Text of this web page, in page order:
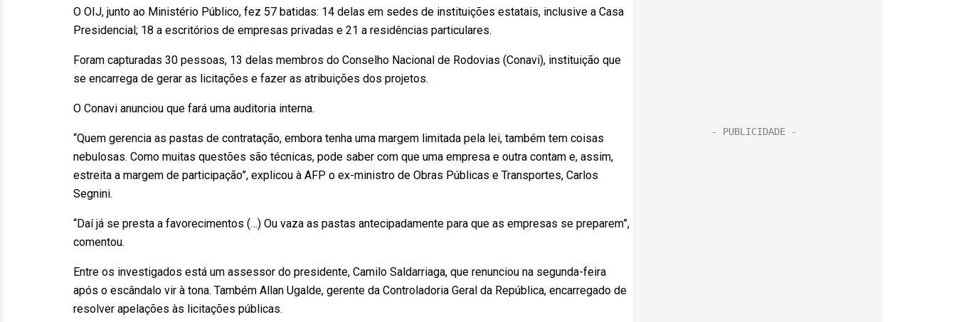
O OIJ, junto ao Ministério Público, fez 57 batidas: 14 delas em sedes de instituições estatais, inclusive a Casa
Presidencial; 18 a escritórios de empresas privadas e 21 a residências particulares.
Foram capturadas 30 pessoas, 13 delas membros do Conselho Nacional de Rodovias (Conavi), instituição que
se encarrega de gerar as licitações e fazer as atribuições dos projetos.
O Conavi anunciou que fará uma auditoria interna.
“Quem gerencia as pastas de contratação, embora tenha uma margem limitada pela lei, também tem coisas
nebulosas. Como muitas questões são técnicas, pode saber com que uma empresa e outra contam e, assim,
estreita a margem de participação”, explicou à AFP o ex-ministro de Obras Públicas e Transportes, Carlos
Segnini.
“Daí já se presta a favorecimentos (…) Ou vaza as pastas antecipadamente para que as empresas se preparem”,
comentou.
Entre os investigados está um assessor do presidente, Camilo Saldarriaga, que renunciou na segunda-feira
após o escândalo vir à tona. Também Allan Ugalde, gerente da Controladoria Geral da República, encarregado de
resolver apelações às licitações públicas.